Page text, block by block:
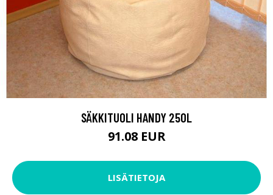
SÄKKITUOLI HANDY 250L
91.08 EUR
LISÄTIETOJA